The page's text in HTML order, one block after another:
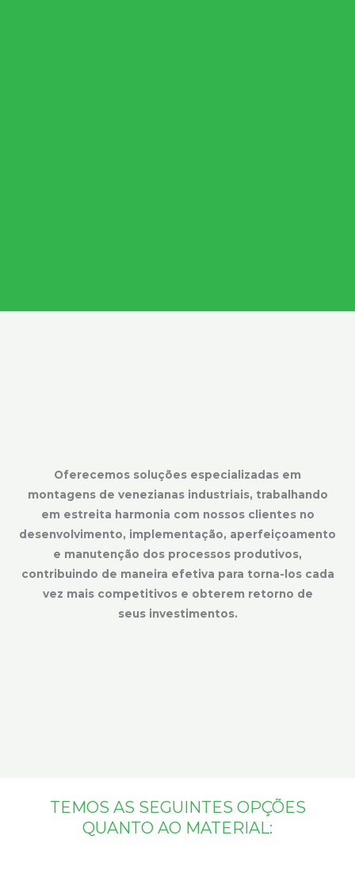
Oferecemos soluções especializadas em
montagens de venezianas industriais, trabalhando
em estreita harmonia com nossos clientes no
desenvolvimento, implementação, aperfeiçoamento
e manutenção dos processos produtivos,
contribuindo de maneira efetiva para torna-los cada
vez mais competitivos e obterem retorno de
seus investimentos.
TEMOS AS SEGUINTES OPÇÕES
QUANTO AO MATERIAL: